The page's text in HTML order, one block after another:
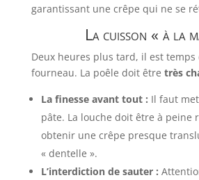
garantissant une crêpe qui ne se
La cuisson « à la
Deux heures plus tard, il est temps
fourneau. La poêle doit être très
La finesse avant tout : Il faut
pâte. La louche doit être à peine
obtenir une crêpe presque
« dentelle ».
L’interdiction de sauter :